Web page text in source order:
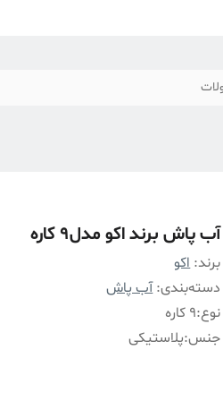
آب پاش برند اکو مدل9 کاره
برند: اکو
دسته‌بندی:آب پاش
نوع:9 کاره
جنس:پلاستیکی